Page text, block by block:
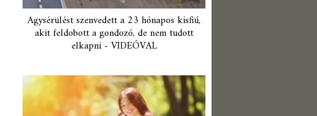
Agysérülést szenvedett a 23 hónapos kisfiú,
akit feldobott a gondozó, de nem tudott
elkapni - VIDEÓVAL